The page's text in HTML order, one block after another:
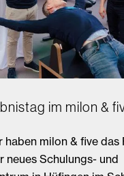
im milon &
haben milon & five das
neues Schulungs- und